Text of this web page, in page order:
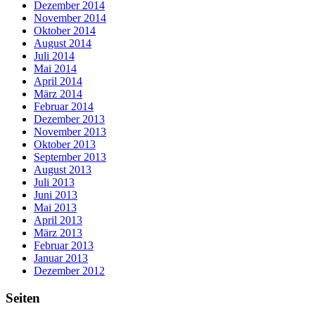
Dezember 2014
November 2014
Oktober 2014
August 2014
Juli 2014
Mai 2014
April 2014
März 2014
Februar 2014
Dezember 2013
November 2013
Oktober 2013
September 2013
August 2013
Juli 2013
Juni 2013
Mai 2013
April 2013
März 2013
Februar 2013
Januar 2013
Dezember 2012
Seiten